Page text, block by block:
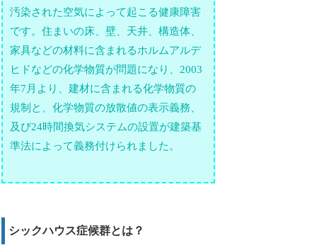
汚染された空気によって起こる健康障害
です。住まいの床、壁、天井、構造体、
家具などの材料に含まれるホルムアルデ
ヒドなどの化学物質が問題になり、2003
年7月より、建材に含まれる化学物質の
規制と、化学物質の放散値の表示義務、
及び24時間換気システムの設置が建築基
準法によって義務付けられました。
シックハウス症候群とは？